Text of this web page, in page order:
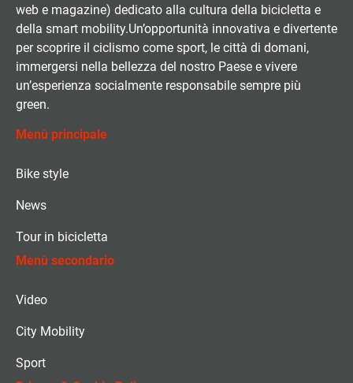
web e magazine) dedicato alla cultura della bicicletta e
della smart mobility.Un’opportunità innovativa e divertente
per scoprire il ciclismo come sport, le città di domani,
immergersi nella bellezza del nostro Paese e vivere
un’esperienza socialmente responsabile sempre più
green.
Menù principale
Bike style
News
Tour in bicicletta
Menù secondario
Video
City Mobility
Sport